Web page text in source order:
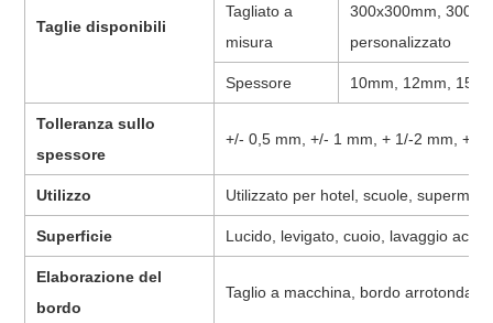
Taglie disponibili
Tagliato a
misura
300x300mm,
personalizzato
Spessore 10mm, 12mm,
Tolleranza sullo
spessore
+/- 0,5 mm, +/- 1 mm, + 1/-2 mm, +
Utilizzo Utilizzato per hotel, scuole,
Superficie Lucido, levigato, cuoio, lavaggio
Elaborazione del
bordo
Taglio a macchina, bordo arrotondato